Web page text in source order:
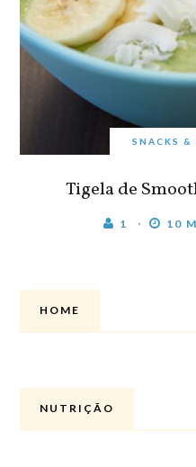
SNACKS &
Tigela de
1 10
HOME
NUTRIÇÃO